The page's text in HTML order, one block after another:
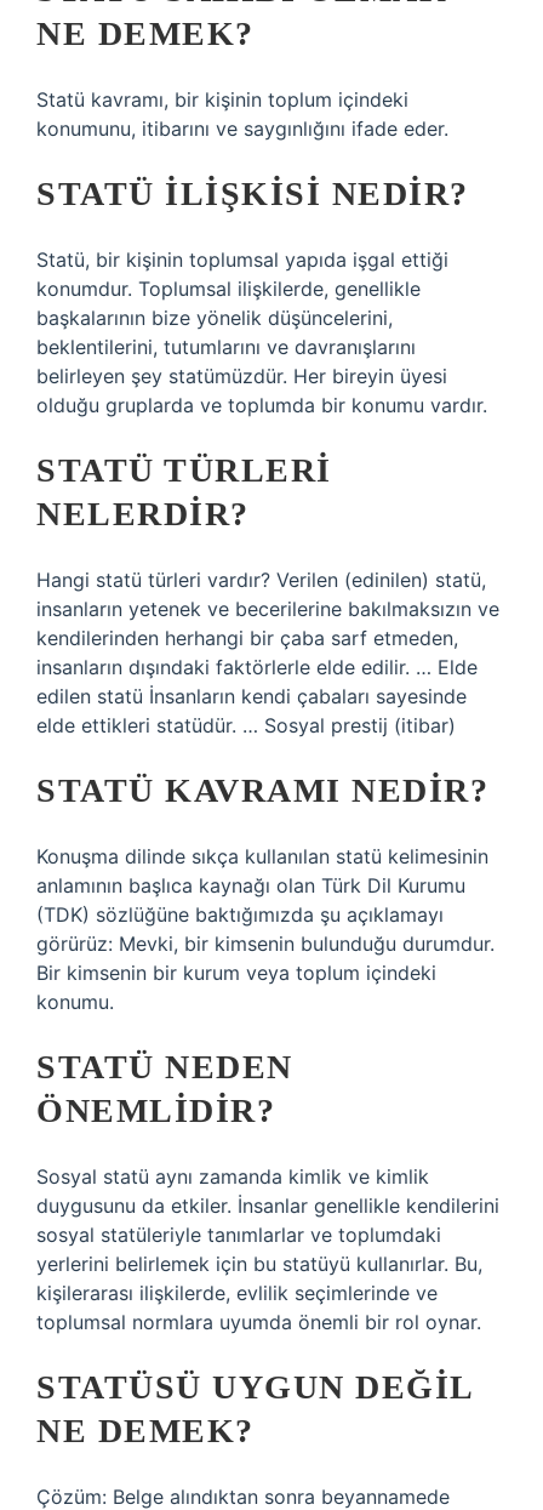
NE DEMEK?
Statü kavramı, bir kişinin toplum içindeki
konumunu, itibarını ve saygınlığını ifade eder.
STATÜ ILIŞKISI NEDIR?
Statü, bir kişinin toplumsal yapıda işgal ettiği
konumdur. Toplumsal ilişkilerde, genellikle
başkalarının bize yönelik düşüncelerini,
beklentilerini, tutumlarını ve davranışlarını
belirleyen şey statümüzdür. Her bireyin üyesi
olduğu gruplarda ve toplumda bir konumu vardır.
STATÜ TÜRLERI
NELERDIR?
Hangi statü türleri vardır? Verilen (edinilen) statü,
insanların yetenek ve becerilerine bakılmaksızın ve
kendilerinden herhangi bir çaba sarf etmeden,
insanların dışındaki faktörlerle elde edilir. … Elde
edilen statü İnsanların kendi çabaları sayesinde
elde ettikleri statüdür. … Sosyal prestij (itibar)
STATÜ KAVRAMI NEDIR?
Konuşma dilinde sıkça kullanılan statü kelimesinin
anlamının başlıca kaynağı olan Türk Dil Kurumu
(TDK) sözlüğüne baktığımızda şu açıklamayı
görürüz: Mevki, bir kimsenin bulunduğu durumdur.
Bir kimsenin bir kurum veya toplum içindeki
konumu.
STATÜ NEDEN
ÖNEMLIDIR?
Sosyal statü aynı zamanda kimlik ve kimlik
duygusunu da etkiler. İnsanlar genellikle kendilerini
sosyal statüleriyle tanımlarlar ve toplumdaki
yerlerini belirlemek için bu statüyü kullanırlar. Bu,
kişilerarası ilişkilerde, evlilik seçimlerinde ve
toplumsal normlara uyumda önemli bir rol oynar.
STATÜSÜ UYGUN DEĞIL
NE DEMEK?
Çözüm: Belge alındıktan sonra beyannamede